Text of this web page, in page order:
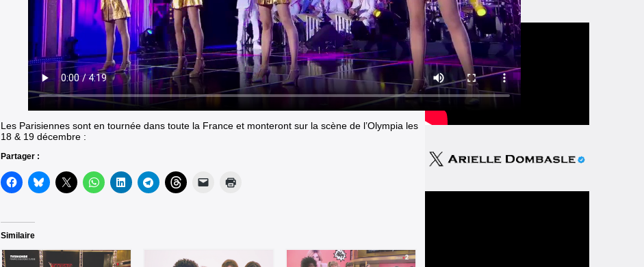
Les Parisiennes sont en tournée dans toute la France et monteront sur la scène de l’Olympia les
18 & 19 décembre :
Partager :
Similaire